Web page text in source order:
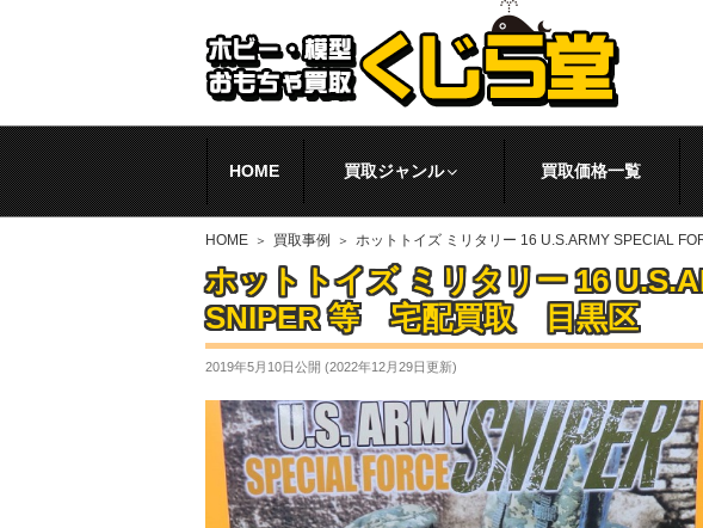
HOME 買取ジャンル 買取価格一覧
HOME 買取事例 ホットトイズ ミリタリー 16 U.S.ARMY SPECIAL
ホットトイズ ミリタリー 16
SNIPER 等 宅配買取 目黒区
2019年5月10日公開 (2022年12月29日更新)